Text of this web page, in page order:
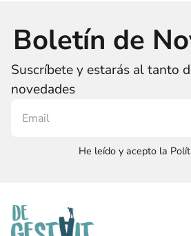
Boletín de
Suscríbete y estarás al tanto
novedades
He leído y acepto la